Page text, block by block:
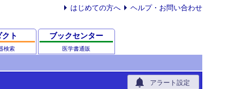
はじめての方へ ヘルプ・お問い合わせ
ト
検索
ブックセンター
医学書通販
notifications アラート設定